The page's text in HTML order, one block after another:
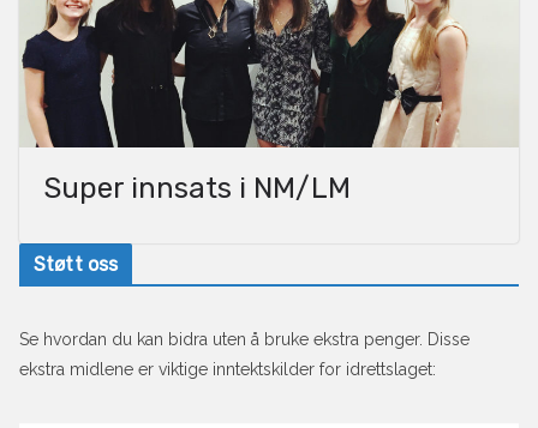
Super innsats i NM/LM
Støtt oss
Se hvordan du kan bidra uten å bruke ekstra penger. Disse
ekstra midlene er viktige inntektskilder for idrettslaget: